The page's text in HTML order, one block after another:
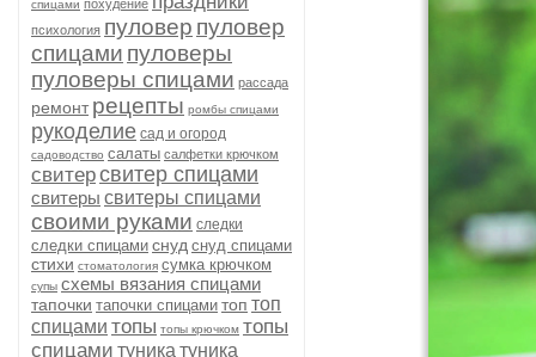
спицами похудение
психология пуловер пуловер
спицами пуловеры
пуловеры спицами рассада
ремонт рецепты ромбы спицами
рукоделие сад и огород
садоводство салаты салфетки крючком
свитерсвитер спицами
свитеры свитеры спицами
своими руками следки
следки спицами снуд снуд спицами
стихи стоматология сумка крючком
супы схемы вязания спицами
тапочки тапочки спицами топ топ
спицами топы топы крючком топы
спицами туника туника